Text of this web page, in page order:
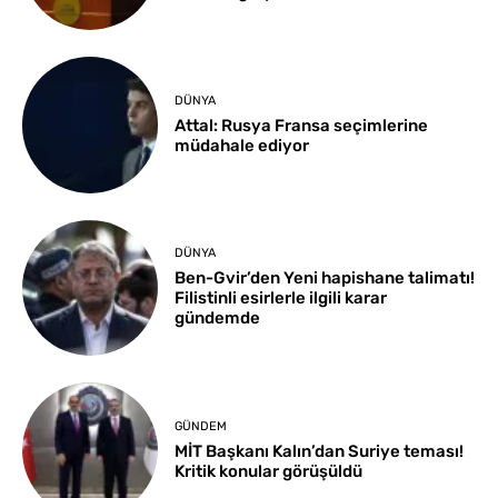
DÜNYA
Attal: Rusya Fransa seçimlerine
müdahale ediyor
DÜNYA
Ben-Gvir’den Yeni hapishane talimatı!
Filistinli esirlerle ilgili karar
gündemde
GÜNDEM
MİT Başkanı Kalın’dan Suriye teması!
Kritik konular görüşüldü